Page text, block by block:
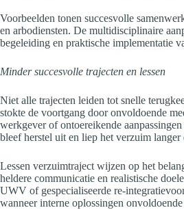
Voorbeelden tonen succesvolle
en arbodiensten. De multidisciplinaire
begeleiding en praktische implementatie
Minder succesvolle trajecten en lessen
Niet alle trajecten leiden tot snelle
stokte de voortgang door onvoldoende
werkgever of ontoereikende
bleef herstel uit en liep het verzuim langer
Lessen verzuimtraject wijzen op het
heldere communicatie en realistische
UWV of gespecialiseerde re-
wanneer interne oplossingen